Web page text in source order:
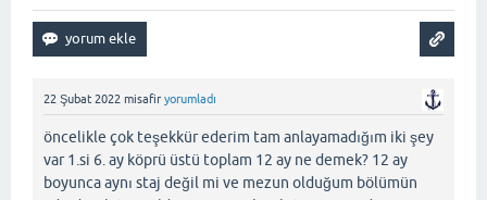
22 Şubat 2022 misafir yorumladı
öncelikle çok teşekkür ederim tam anlayamadığım iki şey
var 1.si 6. ay köprü üstü toplam 12 ay ne demek? 12 ay
boyunca aynı staj değil mi ve mezun olduğum bölümün